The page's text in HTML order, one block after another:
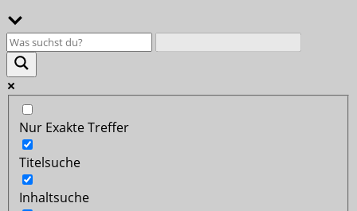
Nur Exakte Treffer
Titelsuche
Inhaltsuche